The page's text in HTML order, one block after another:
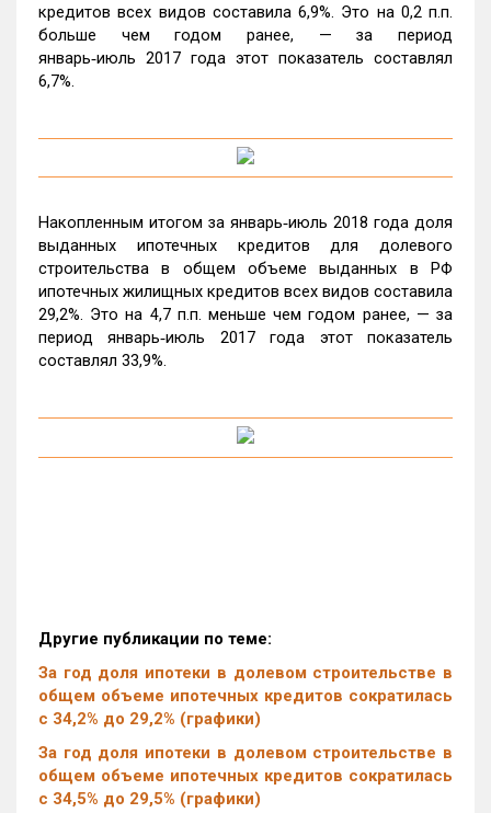
кредитов всех видов составила 6,9%. Это на 0,2 п.п.
больше чем годом ранее, — за период
январь‑июль 2017 года этот показатель составлял
6,7%.
Накопленным итогом за январь‑июль 2018 года доля
выданных ипотечных кредитов для долевого
строительства в общем объеме выданных в РФ
ипотечных жилищных кредитов всех видов составила
29,2%. Это на 4,7 п.п. меньше чем годом ранее, — за
период январь‑июль 2017 года этот показатель
составлял 33,9%.
Другие публикации по теме:
За год доля ипотеки в долевом строительстве в
общем объеме ипотечных кредитов сократилась
с 34,2% до 29,2% (графики)
За год доля ипотеки в долевом строительстве в
общем объеме ипотечных кредитов сократилась
с 34,5% до 29,5% (графики)